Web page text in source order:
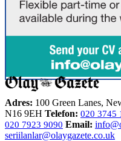
Adres: 100 Green Lanes,
N16 9EH Telefon: 020 3745
020 7923 9090 Email:
seriilanlar@olaygazete.co.uk